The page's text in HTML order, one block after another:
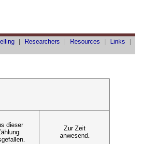
| Researchers | Resources | Links |
dieser
Zur Zeit
anwesend.